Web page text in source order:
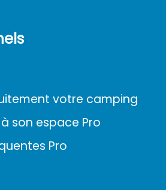
votre camping
son espace Pro
Pro